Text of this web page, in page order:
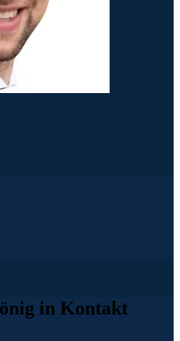
in Kontakt